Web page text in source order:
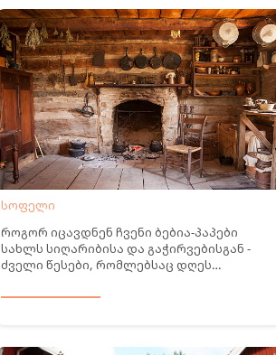
სოფელი
როგორ იცავდნენ ჩვენი ბებია-პაპები
სახლს სიღარიბისა და გაჭირვებისგან -
ძველი წესები, რომლებსაც დღეს